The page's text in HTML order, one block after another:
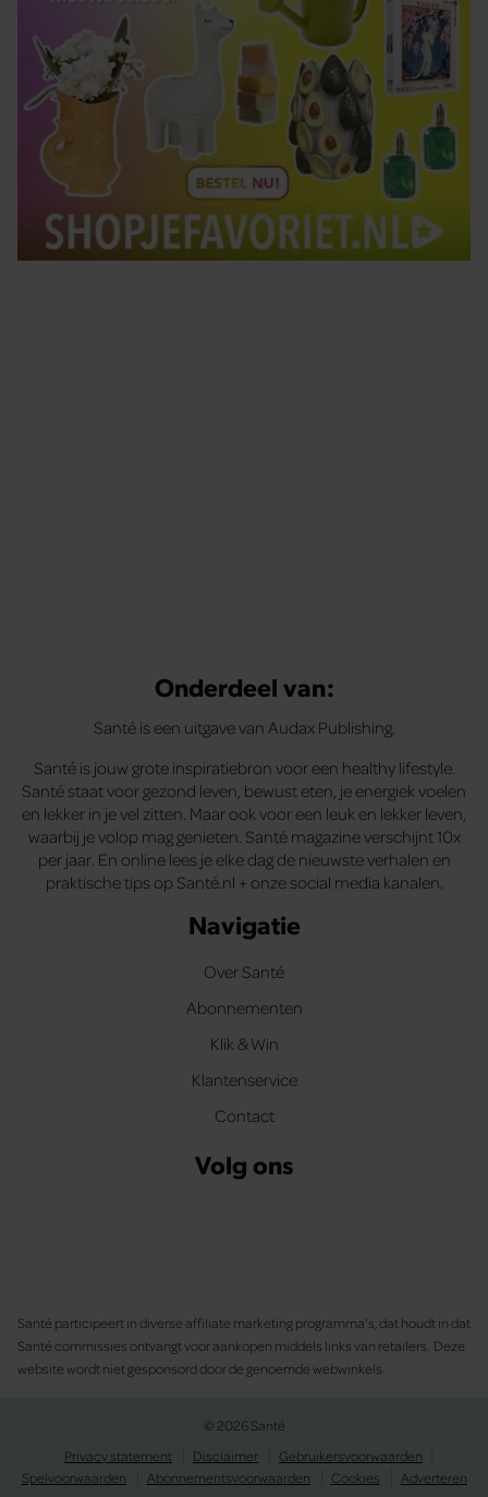
Onderdeel van:
Santé is een uitgave van Audax Publishing.
Santé is jouw grote inspiratiebron voor een healthy lifestyle.
Santé staat voor gezond leven, bewust eten, je energiek voelen
en lekker in je vel zitten. Maar ook voor een leuk en lekker leven,
waarbij je volop mag genieten. Santé magazine verschijnt 10x
per jaar. En online lees je elke dag de nieuwste verhalen en
praktische tips op Santé.nl + onze social media kanalen.
Navigatie
Over Santé
Abonnementen
Klik & Win
Klantenservice
Contact
Volg ons
Santé participeert in diverse affiliate marketing programma’s, dat houdt in dat
Santé commissies ontvangt voor aankopen middels links van retailers. Deze
website wordt niet gesponsord door de genoemde webwinkels.
© 2026 Santé
Privacy statement
Disclaimer
Gebruikersvoorwaarden
Spelvoorwaarden
Abonnementsvoorwaarden Cookies Adverteren